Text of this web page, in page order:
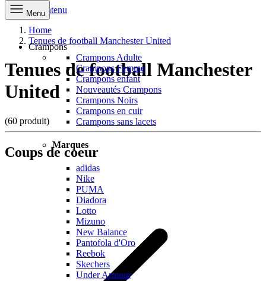
Aller au contenu
Menu
Crampons
Crampons Adulte
Crampons Femme
Crampons enfant
Nouveautés Crampons
Crampons Noirs
Crampons en cuir
Crampons sans lacets
Marques
adidas
Nike
PUMA
Diadora
Lotto
Mizuno
New Balance
Pantofola d'Oro
Reebok
Skechers
Under Armour
Home
Tenues de football Manchester United
Tenues de football Manchester
United
(60 produit)
Coups de coeur